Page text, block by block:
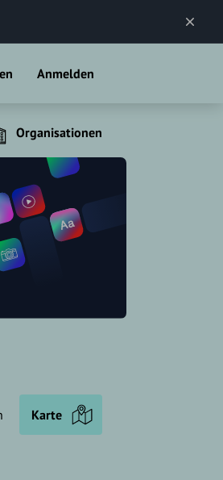
Anmelden
Organisationen
Karte